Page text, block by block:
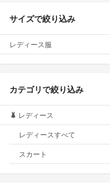
サイズで絞り込み
レディース服
カテゴリで絞り込み
レディース
レディースすべて
スカート